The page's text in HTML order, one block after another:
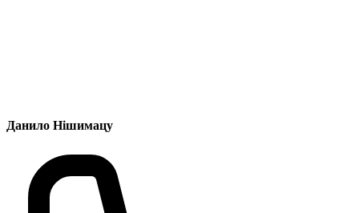
Данило Нішимацу